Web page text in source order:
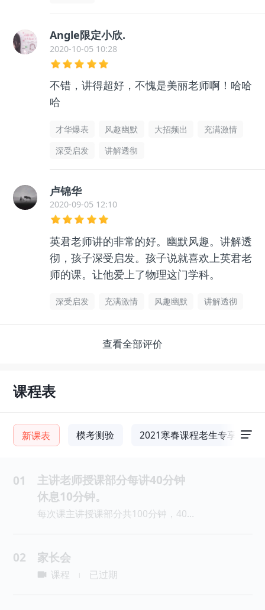
Angle限定小欣.
2020-10-05 10:28
不错，讲得超好，不愧是美丽老师啊！哈哈
哈
才华爆表 风趣幽默 大招频出
充满激情
深受启发
讲解透彻
卢锦华
2020-09-05 12:10
英君老师讲的非常的好。幽默风趣。讲解透
彻，孩子深受启发。孩子说就喜欢上英君老
师的课。让他爱上了物理这门学科。
深受启发 充满激情 风趣幽默 讲解透彻
查看全部评价
课程表
新课表 模考测验 2021寒春课程老生专享发布会
01
主讲老师授课部分每讲40分钟
休息10分钟。
每次课主讲授课部分共100分钟，40分钟算1课时，110分钟=2.75课时。
02 家长会
课程 已过期